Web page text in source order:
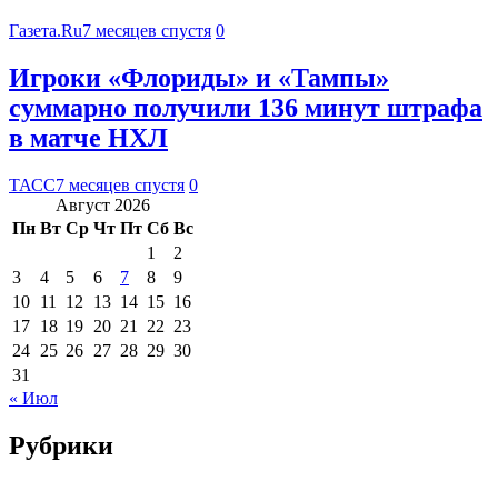
Газета.Ru7 месяцев спустя 0
Игроки «Флориды» и «Тампы»
суммарно получили 136 минут штрафа
в матче НХЛ
ТАСС7 месяцев спустя 0
Август 2026
Пн Вт Ср Чт Пт Сб Вс
1
2
3
4 5 6 7 8
9
10 11 12 13 14 15 16
17 18 19 20 21 22 23
24 25 26 27 28 29 30
31
« Июл
Рубрики